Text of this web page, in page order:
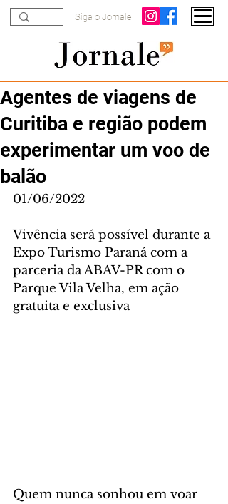
Siga o Jornale
Agentes de viagens de
Curitiba e região podem
experimentar um voo de
balão
01/06/2022
Vivência será possível durante a
Expo Turismo Paraná com a
parceria da ABAV-PR com o
Parque Vila Velha, em ação
gratuita e exclusiva
Quem nunca sonhou em voar